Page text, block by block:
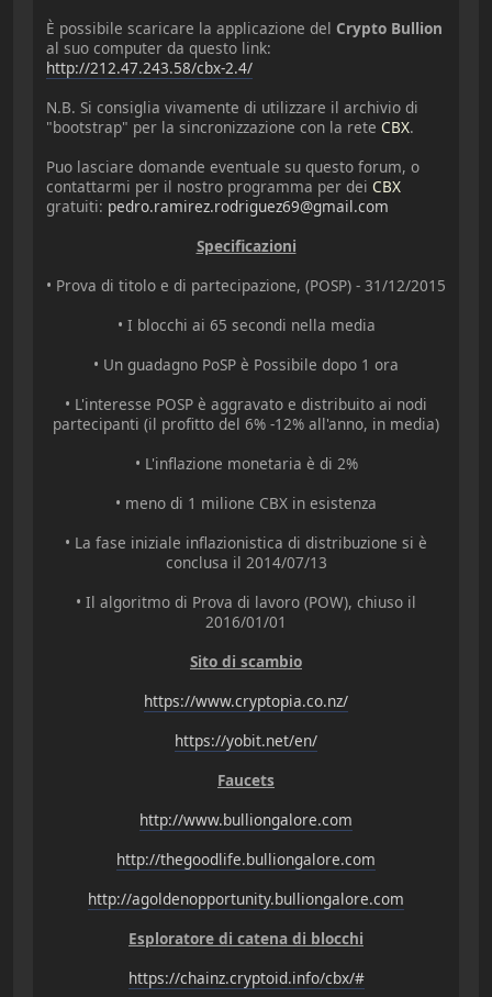
È possibile scaricare la applicazione del Crypto Bullion
al suo computer da questo link:
http://212.47.243.58/cbx-2.4/
N.B. Si consiglia vivamente di utilizzare il archivio di
"bootstrap" per la sincronizzazione con la rete CBX.
Puo lasciare domande eventuale su questo forum, o
contattarmi per il nostro programma per dei CBX
gratuiti: pedro.ramirez.rodriguez69@gmail.com
Specificazioni
• Prova di titolo e di partecipazione, (POSP) - 31/12/2015
• I blocchi ai 65 secondi nella media
• Un guadagno PoSP è Possibile dopo 1 ora
• L'interesse POSP è aggravato e distribuito ai nodi
partecipanti (il profitto del 6% -12% all'anno, in media)
• L'inflazione monetaria è di 2%
• meno di 1 milione CBX in esistenza
• La fase iniziale inflazionistica di distribuzione si è
conclusa il 2014/07/13
• Il algoritmo di Prova di lavoro (POW), chiuso il
2016/01/01
Sito di scambio
https://www.cryptopia.co.nz/
https://yobit.net/en/
Faucets
http://www.bulliongalore.com
http://thegoodlife.bulliongalore.com
http://agoldenopportunity.bulliongalore.com
Esploratore di catena di blocchi
https://chainz.cryptoid.info/cbx/#